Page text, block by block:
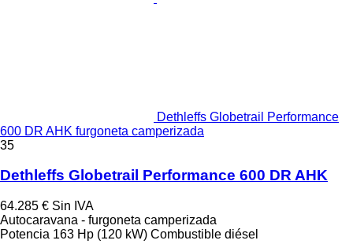
Dethleffs Globetrail Performance
600 DR AHK furgoneta camperizada
35
Dethleffs Globetrail Performance 600 DR AHK
64.285 € Sin IVA
Autocaravana - furgoneta camperizada
Potencia 163 Hp (120 kW) Combustible diésel